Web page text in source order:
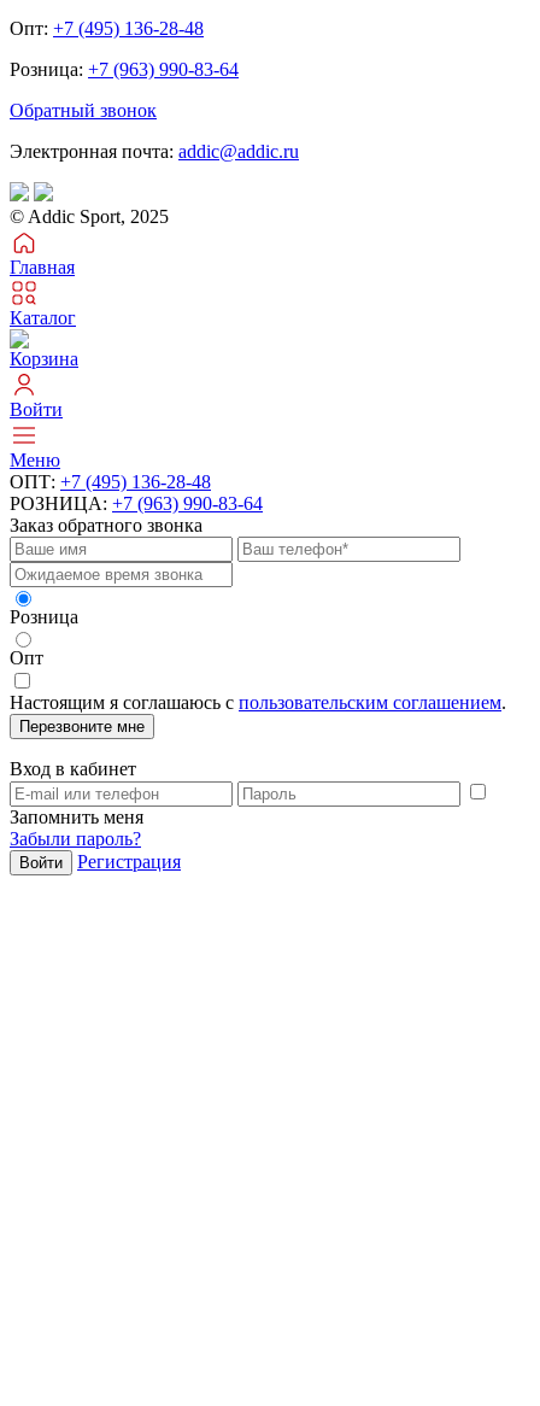
Опт: +7 (495) 136-28-48
Розница: +7 (963) 990-83-64
Обратный звонок
Электронная почта: addic@addic.ru
© Addic Sport, 2025
Главная
Каталог
Корзина
Войти
Меню
ОПТ: +7 (495) 136-28-48
РОЗНИЦА: +7 (963) 990-83-64
Заказ обратного звонка
Розница
Опт
Настоящим я соглашаюсь с пользовательским соглашением.
Перезвоните мне
Вход в кабинет
Запомнить меня
Забыли пароль?
Войти Регистрация